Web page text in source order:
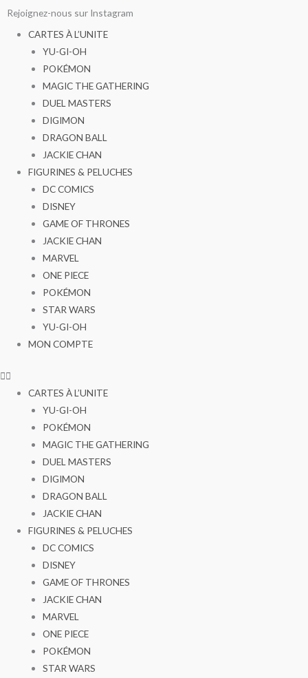
AllerRejoignez-nous sur Instagram
CARTES À L’UNITE
YU-GI-OH
POKÉMON
MAGIC THE GATHERING
DUEL MASTERS
DIGIMON
DRAGON BALL
JACKIE CHAN
FIGURINES & PELUCHES
DC COMICS
DISNEY
GAME OF THRONES
JACKIE CHAN
MARVEL
ONE PIECE
POKÉMON
STAR WARS
YU-GI-OH
MON COMPTE
CARTES À L’UNITE
YU-GI-OH
POKÉMON
MAGIC THE GATHERING
DUEL MASTERS
DIGIMON
DRAGON BALL
JACKIE CHAN
FIGURINES & PELUCHES
DC COMICS
DISNEY
GAME OF THRONES
JACKIE CHAN
MARVEL
ONE PIECE
POKÉMON
STAR WARS